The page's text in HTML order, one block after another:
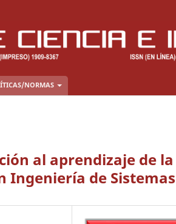
NORMAS
al aprendizaje de la
Ingeniería de Sistemas